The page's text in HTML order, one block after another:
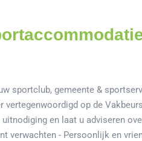
sportclub, gemeente &
vertegenwoordigd op de
en laat u adviseren
verwachten - Persoonlijk en